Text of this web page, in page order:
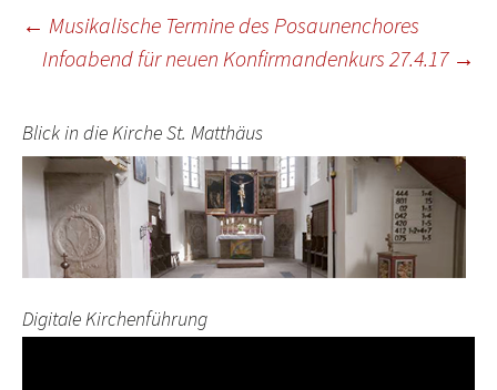
Beitragsnavigation
← Musikalische Termine des Posaunenchores
Infoabend für neuen Konfirmandenkurs 27.4.17 →
Blick in die Kirche St. Matthäus
Digitale Kirchenführung